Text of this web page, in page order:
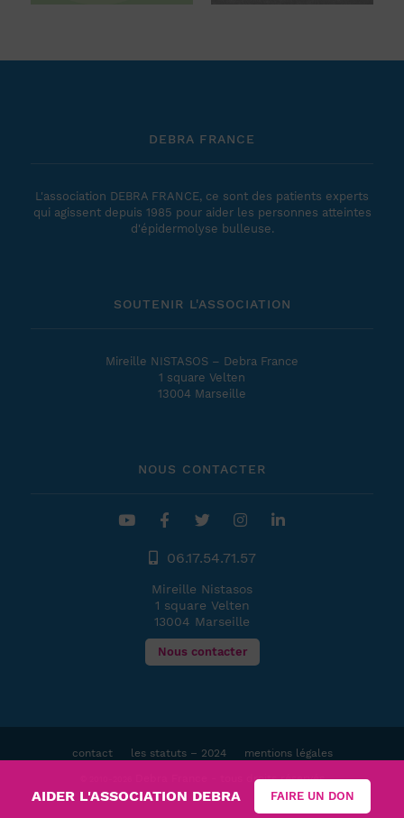
DEBRA FRANCE
L'association DEBRA FRANCE, ce sont des patients experts
qui agissent depuis 1985 pour aider les personnes atteintes
d'épidermolyse bulleuse.
SOUTENIR L'ASSOCIATION
Mireille NISTASOS – Debra France
1 square Velten
13004 Marseille
NOUS CONTACTER
06.17.54.71.57
Mireille Nistasos
1 square Velten
13004 Marseille
Nous contacter
contact les statuts – 2024 mentions légales
Debra France - tous droits réservés
AIDER L'ASSOCIATION DEBRA FAIRE UN DON